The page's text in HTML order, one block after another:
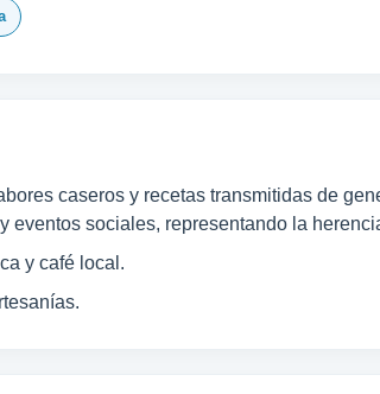
caseros y recetas transmitidas de
sociales, representando la
y café local.